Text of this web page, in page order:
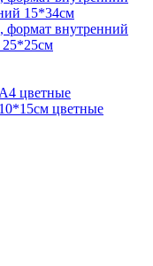
15*34см
формат внутренний
цветные
цветные